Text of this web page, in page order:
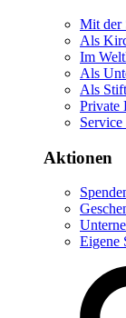
Mit der
Als
Im
Als
Als
Private
Aktionen
Eigene